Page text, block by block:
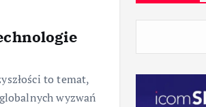
to temat,
wyzwań